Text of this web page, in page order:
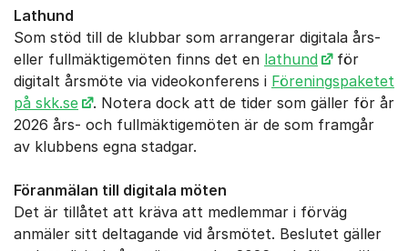
Lathund
Som stöd till de klubbar som arrangerar digitala års-
eller fullmäktigemöten finns det en lathund
för
digitalt årsmöte via videokonferens i Föreningspaketet
på skk.se
. Notera dock att de tider som gäller för år
2026 års- och fullmäktigemöten är de som framgår
av klubbens egna stadgar.
Föranmälan till digitala möten
Det är tillåtet att kräva att medlemmar i förväg
anmäler sitt deltagande vid årsmötet. Beslutet gäller